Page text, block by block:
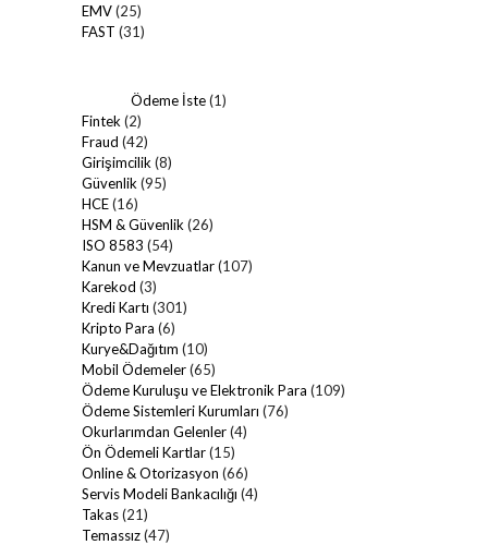
EMV(25)
FAST (31)
Ödeme İste(1)
Fintek (2)
Fraud (42)
Girişimcilik (8)
Güvenlik (95)
HCE(16)
HSM & Güvenlik (26)
ISO 8583 (54)
Kanun ve Mevzuatlar(107)
Karekod (3)
Kredi Kartı (301)
Kripto Para (6)
Kurye&Dağıtım (10)
Mobil Ödemeler(65)
Ödeme Kuruluşu ve Elektronik Para (109)
Ödeme Sistemleri Kurumları (76)
Okurlarımdan Gelenler(4)
Ön Ödemeli Kartlar(15)
Online & Otorizasyon (66)
Servis Modeli Bankacılığı (4)
Takas(21)
Temassız(47)